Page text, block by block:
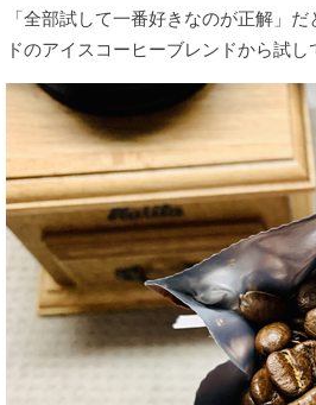
「全部試して一番好きなのが正解」
ドのアイスコーヒーブレンドから試